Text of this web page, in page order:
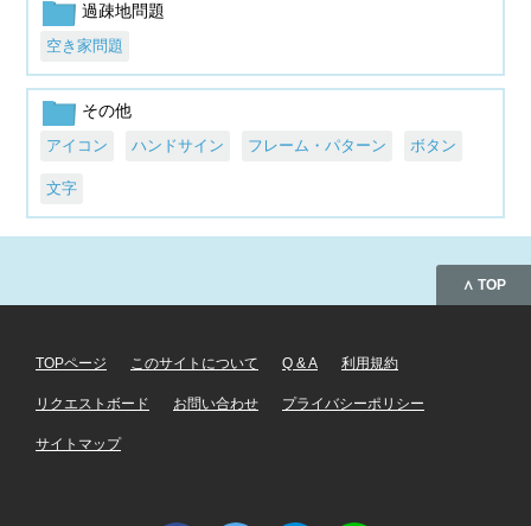
過疎地問題
空き家問題
その他
アイコン ハンドサイン フレーム・パターン ボタン
文字
∧ TOP
TOPページ このサイトについて Q & A 利用規約
リクエストボード お問い合わせ プライバシーポリシー
サイトマップ